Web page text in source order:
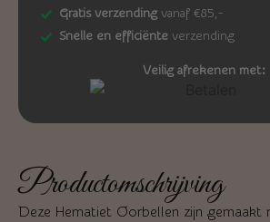
Gratis verzendingvanaf €85,-
Snelle en efficiënte verzending
Veilig afrekenen met:
Productomschrijving
Deze Hematiet Oorbellen zijn gemaakt